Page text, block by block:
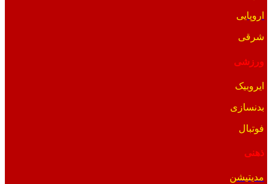
اروپایی
شرقی
ورزشی
ایروبیک
بدنسازی
فوتبال
ذهنی
مدیتیشن